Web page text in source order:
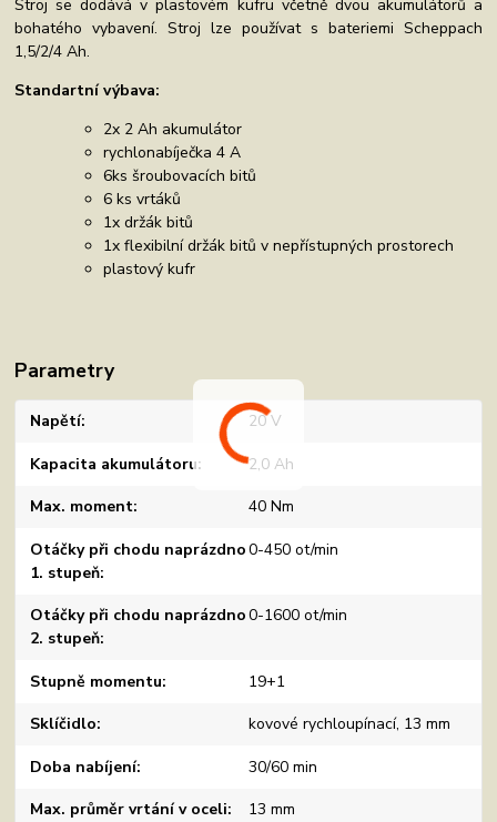
Stroj se dodává v plastovém kufru včetně dvou akumulátorů a
bohatého vybavení. Stroj lze používat s bateriemi Scheppach
1,5/2/4 Ah.
Standartní výbava:
2x 2 Ah akumulátor
rychlonabíječka 4 A
6ks šroubovacích bitů
6 ks vrtáků
1x držák bitů
1x flexibilní držák bitů v nepřístupných prostorech
plastový kufr
Parametry
Napětí 20 V
Kapacita akumulátoru 2,0 Ah
Max. moment 40 Nm
Otáčky při chodu naprázdno
1. stupeň
0-450 ot/min
Otáčky při chodu naprázdno
2. stupeň
0-1600 ot/min
Stupně momentu 19+1
Sklíčidlo kovové rychloupínací, 13 mm
Doba nabíjení 30/60 min
Max. průměr vrtání v oceli 13 mm